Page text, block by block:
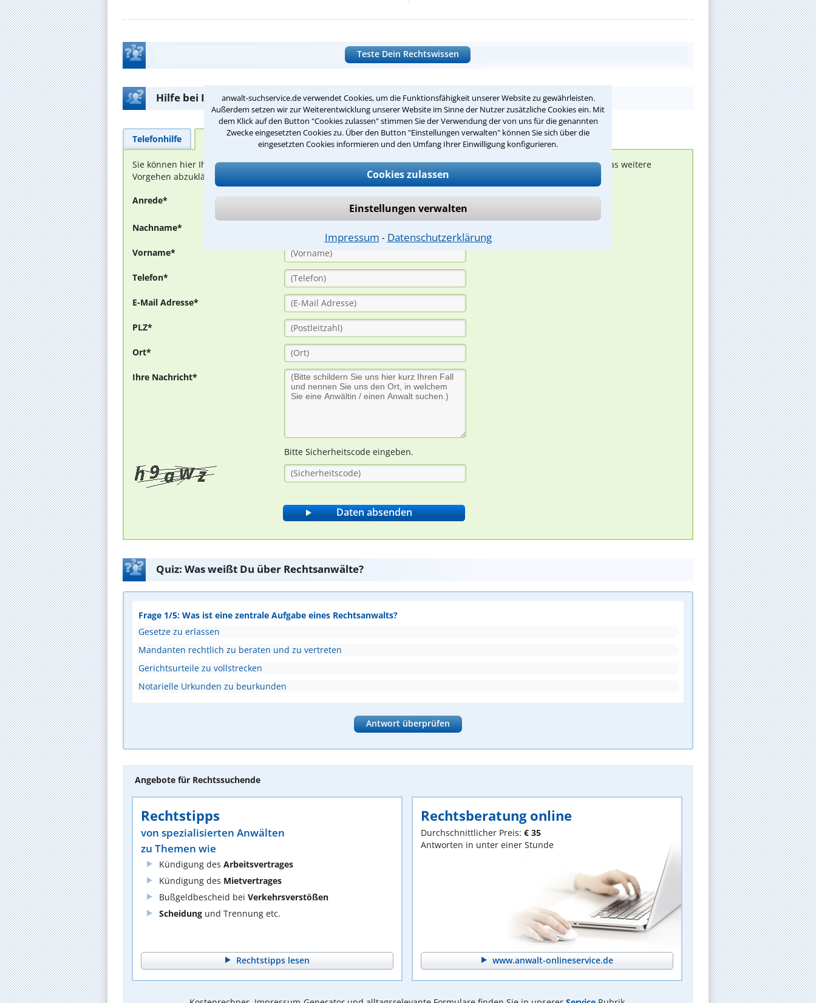
anwalt-suchservice.de verwendet Cookies, um die Funktionsfähigkeit unserer Website zu gewährleisten.
Außerdem setzen wir zur Weiterentwicklung unserer Website im Sinne der Nutzer zusätzliche Cookies ein. Mit
dem Klick auf den Button "Cookies zulassen" stimmen Sie der Verwendung der von uns für die genannten
Zwecke eingesetzten Cookies zu. Über den Button "Einstellungen verwalten" können Sie sich über die
eingesetzten Cookies informieren und den Umfang Ihrer Einwilligung konfigurieren.
Cookies zulassen
Einstellungen verwalten
Impressum ⁃ Datenschutzerklärung
Teste Dein Rechtswissen
Hilfe bei Ihrer Anwaltsuche?
Telefonhilfe Beratungsanfrage
Sie können hier Ihren Fall schildern. Anschließend werden sich spezialisierte Rechtsanwälte bei Ihnen melden, um das weitere
Vorgehen abzuklären. Die Rückmeldung durch einen Anwalt ist für Sie kostenlos.
Anrede*
Nachname*
Vorname*
Telefon*
E-Mail Adresse*
PLZ*
Ort*
Ihre Nachricht*
Bitte Sicherheitscode eingeben.
Quiz: Was weißt Du über Rechtsanwälte?
Frage 1/5: Was ist eine zentrale Aufgabe eines Rechtsanwalts?
Gesetze zu erlassen
Mandanten rechtlich zu beraten und zu vertreten
Gerichtsurteile zu vollstrecken
Notarielle Urkunden zu beurkunden
Antwort überprüfen
Angebote für Rechtssuchende
Rechtstipps
von spezialisierten Anwälten
zu Themen wie
Kündigung des Arbeitsvertrages
Kündigung des Mietvertrages
Bußgeldbescheid bei Verkehrsverstößen
Scheidung und Trennung etc.
Rechtstipps lesen
Rechtsberatung online
Durchschnittlicher Preis: € 35
Antworten in unter einer Stunde
www.anwalt-onlineservice.de